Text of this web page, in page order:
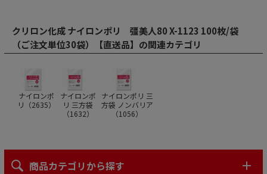
クリロン化成 ナイロンポリ 彊美人80 X-1123 100枚/袋
（ご注文単位30袋）【直送品】の関連カテゴリ
ナイロンポ
リ（2635）
ナイロンポ
リ 三方袋
（1632）
ナイロンポリ 三
方袋 ノンバリア
（1056）
商品カテゴリから探す